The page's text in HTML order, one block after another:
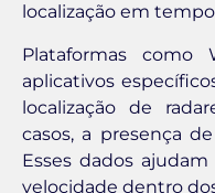
localização em
Plataformas como
aplicativos
localização de
casos, a presença
Esses dados
velocidade dentro